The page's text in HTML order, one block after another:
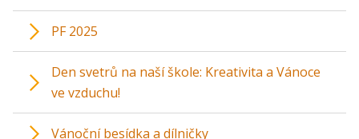
PF 2025
Den svetrů na naší škole: Kreativita a Vánoce
ve vzduchu!
Vánoční besídka a dílničky